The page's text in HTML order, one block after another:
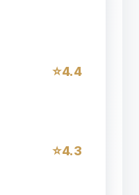
4.4
4.3